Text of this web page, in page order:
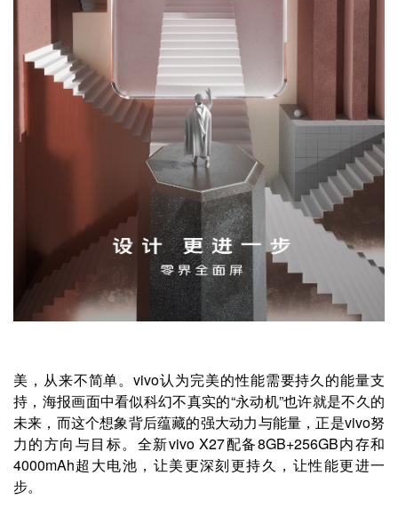
美，从来不简单。vivo认为完美的性能需要持久的能量支
持，海报画面中看似科幻不真实的“永动机”也许就是不久的
未来，而这个想象背后蕴藏的强大动力与能量，正是vivo努
力的方向与目标。全新vivo X27配备8GB+256GB内存和
4000mAh超大电池，让美更深刻更持久，让性能更进一
步。